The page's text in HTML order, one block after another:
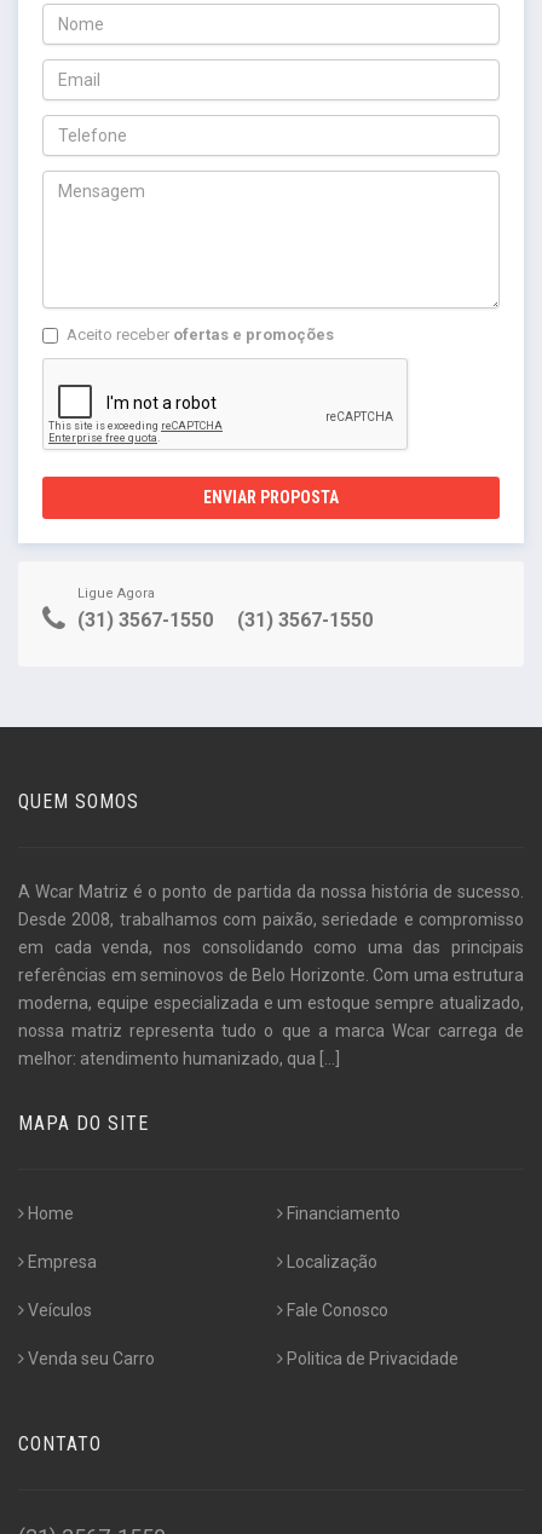
Aceito receber ofertas e promoções
ENVIAR PROPOSTA
Ligue Agora
(31) 3567-1550 (31) 3567-1550
QUEM SOMOS
A Wcar Matriz é o ponto de partida da nossa história de sucesso.
Desde 2008, trabalhamos com paixão, seriedade e compromisso
em cada venda, nos consolidando como uma das principais
referências em seminovos de Belo Horizonte. Com uma estrutura
moderna, equipe especializada e um estoque sempre atualizado,
nossa matriz representa tudo o que a marca Wcar carrega de
melhor: atendimento humanizado, qua [...]
MAPA DO SITE
Home
Empresa
Veículos
Venda seu Carro
Financiamento
Localização
Fale Conosco
Politica de Privacidade
CONTATO